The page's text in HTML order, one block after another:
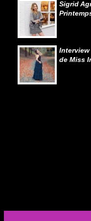
Sigrid
Interview
de Miss